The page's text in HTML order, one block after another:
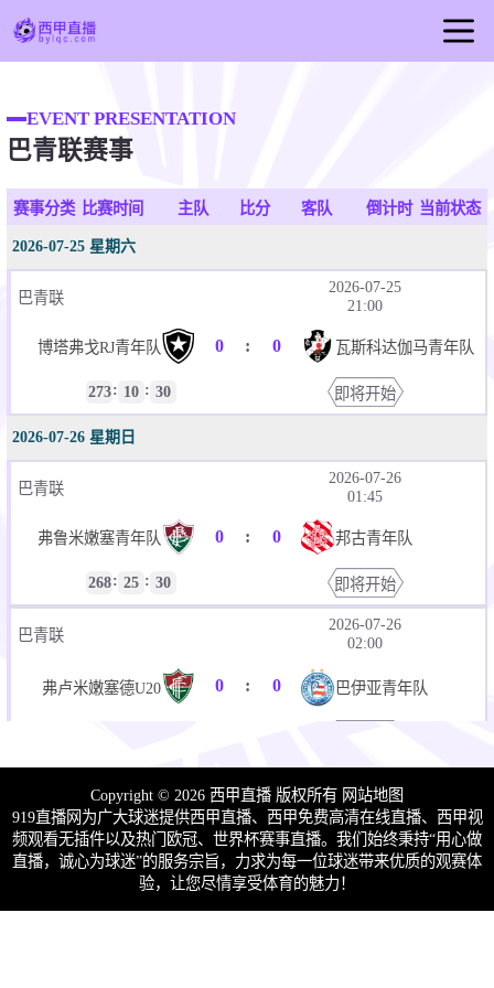
西甲直播
足球直播
篮球直播
西甲视频
EVENT PRESENTATION
巴青联赛事
赛事分类 比赛时间 主队 比分 客队 倒计时 当前状态
2026-07-25 星期六
巴青联
2026-07-25
21:00
博塔弗戈RJ青年队 0 : 0 瓦斯科达伽马青年队
273: 10 : 30 即将开始
2026-07-26 星期日
巴青联
2026-07-26
01:45
弗鲁米嫩塞青年队 0 : 0 邦古青年队
268: 25 : 30 即将开始
巴青联
2026-07-26
02:00
弗卢米嫩塞德U20 0 : 0 巴伊亚青年队
02:00
安霍斯天空U20 0 : 0 CEFAT蒂罗尔U20
: 30 即将开始
Copyright © 2026 西甲直播 版权所有 网站地图
919直播网为广大球迷提供西甲直播、西甲免费高清在线直播、西甲视
频观看无插件以及热门欧冠、世界杯赛事直播。我们始终秉持“用心做
直播，诚心为球迷”的服务宗旨，力求为每一位球迷带来优质的观赛体
验，让您尽情享受体育的魅力！